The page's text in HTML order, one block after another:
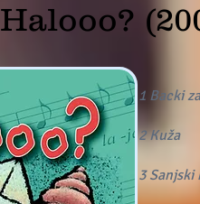
Halooo?
1 Backi
2 Kuža
3 Sanjski